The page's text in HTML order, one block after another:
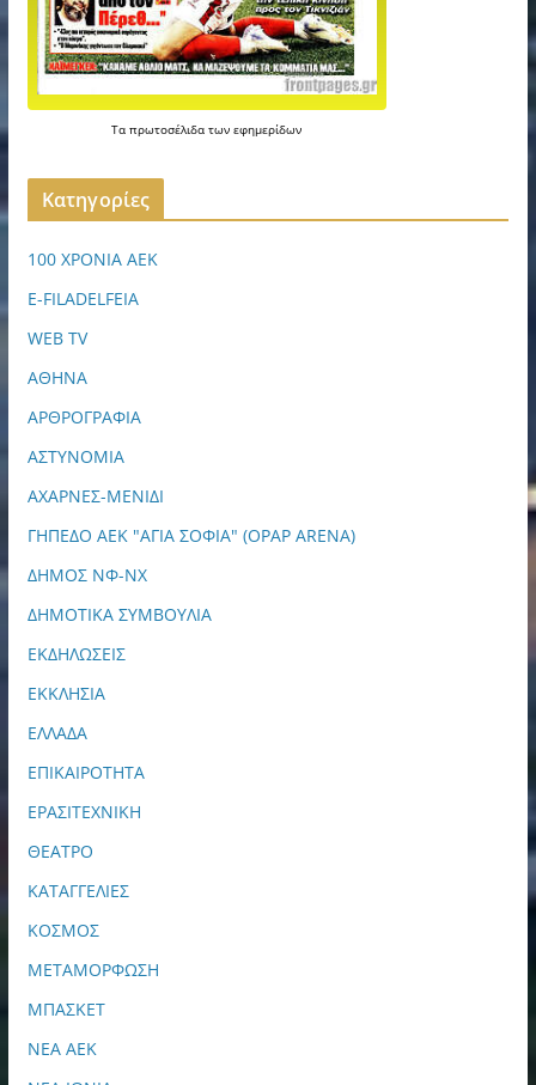
Ταπρωτοσέλιδατωνεφημερίδων
Kατηγορίες
100 ΧΡΟΝΙΑ ΑΕΚ
E-FILADELFEIA
WEB TV
ΑΘΗΝΑ
ΑΡΘΡΟΓΡΑΦΙΑ
ΑΣΤΥΝΟΜΙΑ
ΑΧΑΡΝΕΣ-ΜΕΝΙΔΙ
ΓΗΠΕΔΟ ΑΕΚ "ΑΓΙΑ ΣΟΦΙΑ" (OPAP ARENA)
ΔΗΜΟΣ ΝΦ-ΝΧ
ΔΗΜΟΤΙΚΑ ΣΥΜΒΟΥΛΙΑ
ΕΚΔΗΛΩΣΕΙΣ
ΕΚΚΛΗΣΙΑ
ΕΛΛΑΔΑ
ΕΠΙΚΑΙΡΟΤΗΤΑ
ΕΡΑΣΙΤΕΧΝΙΚΗ
ΘΕΑΤΡΟ
ΚΑΤΑΓΓΕΛΙΕΣ
ΚΟΣΜΟΣ
ΜΕΤΑΜΟΡΦΩΣΗ
ΜΠΑΣΚΕΤ
ΝΕΑ ΑΕΚ